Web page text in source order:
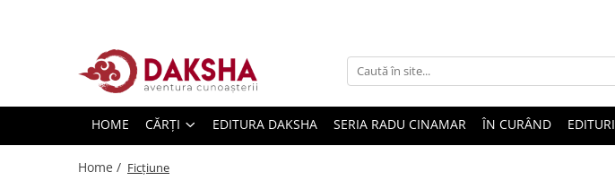
Editura Daksha
Seria Radu Cinamar
HOME CĂRȚI EDITURA DAKSHA SERIA RADU CINAMAR ÎN CURÂND EDITURI
Home / Ficțiune